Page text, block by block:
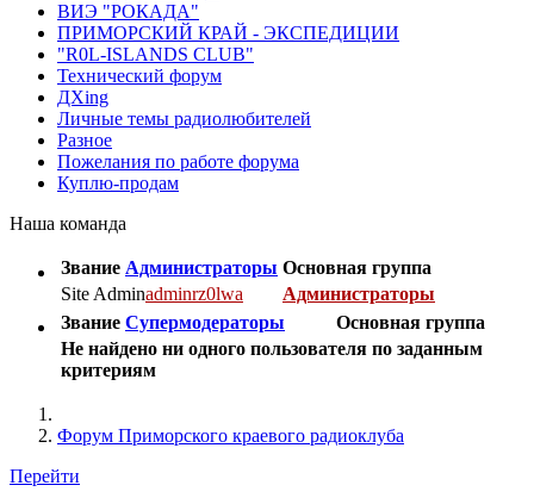
ВИЭ "РОКАДА"
ПРИМОРСКИЙ КРАЙ - ЭКСПЕДИЦИИ
"R0L-ISLANDS CLUB"
Технический форум
ДХing
Личные темы радиолюбителей
Разное
Пожелания по работе форума
Куплю-продам
Наша команда
Звание Администраторы Основная группа
Site Adminadminrz0lwa
Администраторы
Звание Супермодераторы
Основная группа
Не найдено ни одного пользователя по заданным
критериям
Форум Приморского краевого радиоклуба
Перейти